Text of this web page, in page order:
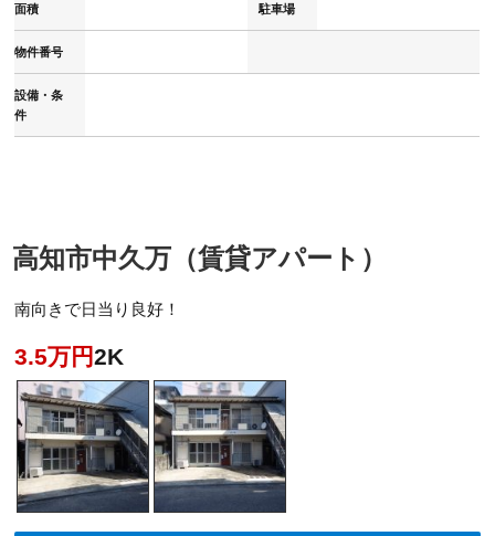
面積 駐車場
物件番号
設備・条
件
高知市中久万（賃貸アパート）
南向きで日当り良好！
3.5万円2K